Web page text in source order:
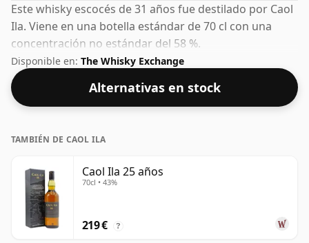
Este whisky escocés de 31 años fue destilado por Caol
Ila. Viene en una botella estándar de 70 cl con una
concentración no estándar del 58 %.
Disponible en: The Whisky Exchange
Alternativas en stock
TAMBIÉN DE CAOL ILA
Caol Ila 25 años
70cl • 43%
219 € ?